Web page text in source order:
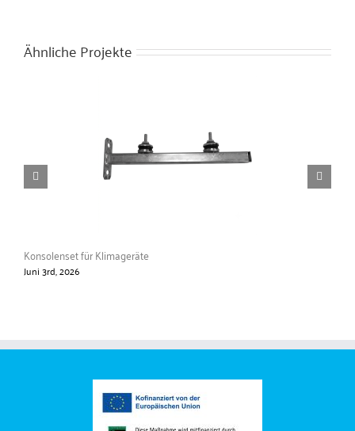
Ähnliche Projekte
Konsolenset für Klimageräte
Juni 3rd, 2026